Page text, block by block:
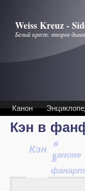
Weiss Kreuz -
Белый крест: второе
Канон
Кэн в
Кэн
в
каноне
в